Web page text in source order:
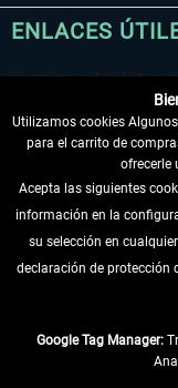
ENLACES
DESISTIR DEL
INFORMACIÓN
Utilizamos cookies
para el carrito de
ofrecerle
Acepta las siguientes
información en la
su selección en
declaración de protección
Google Tag Manager: